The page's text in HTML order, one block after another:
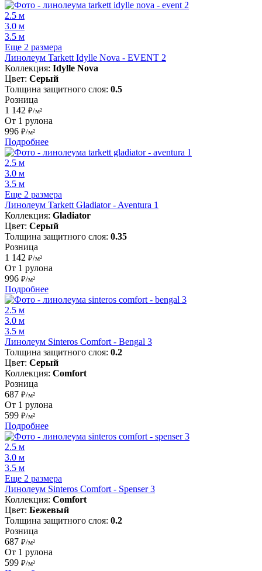
2.5 м
3.0 м
3.5 м
Еще 2 размера
Линолеум Tarkett Idylle Nova - EVENT 2
Коллекция: Idylle Nova
Цвет: Серый
Толщина защитного слоя: 0.5
Розница
1 142 ₽/м²
От 1 рулона
996 ₽/м²
Подробнее
2.5 м
3.0 м
3.5 м
Еще 2 размера
Линолеум Tarkett Gladiator - Aventura 1
Коллекция: Gladiator
Цвет: Серый
Толщина защитного слоя: 0.35
Розница
1 142 ₽/м²
От 1 рулона
996 ₽/м²
Подробнее
2.5 м
3.0 м
3.5 м
Линолеум Sinteros Comfort - Bengal 3
Толщина защитного слоя: 0.2
Цвет: Серый
Коллекция: Comfort
Розница
687 ₽/м²
От 1 рулона
599 ₽/м²
Подробнее
2.5 м
3.0 м
3.5 м
Еще 2 размера
Линолеум Sinteros Comfort - Spenser 3
Коллекция: Comfort
Цвет: Бежевый
Толщина защитного слоя: 0.2
Розница
687 ₽/м²
От 1 рулона
599 ₽/м²